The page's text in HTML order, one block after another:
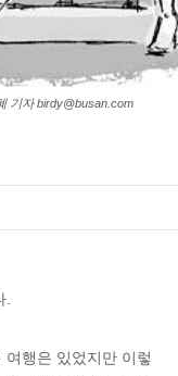
기자 birdy@busan.com
행은 있었지만 이렇